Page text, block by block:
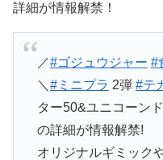
詳細が情報解禁！
／#ゴジュウジャー #
＼ #ミニプラ 2弾 #テ
ター50&ユニコーン
の詳細が情報解禁!
オリジナルギミック